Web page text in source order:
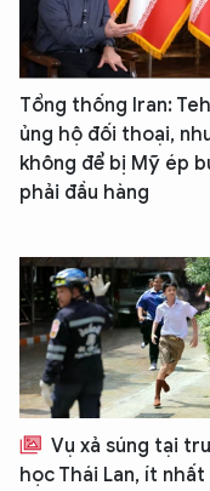
Tổng thống Iran:
ủng hộ đối thoại,
không để bị Mỹ ép
phải đầu hàng
Vụ xả súng tại
học Thái Lan, ít nhất